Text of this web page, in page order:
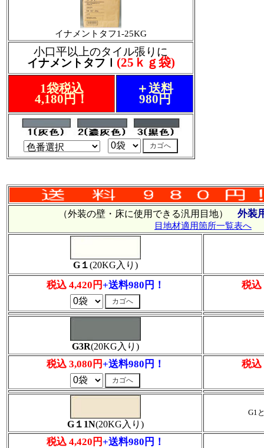
（外装の壁・床に使用できる汎用目地） 外装
目地材適用箇所一覧表へ
G１(20KG入り)
税込 4,420円+送料980円！ 税込
G3R(20KG入り)
税込 3,080円+送料980円！ 税込
G１1N(20KG入り)
G1
税込 4,420円+送料980円！
イナメントタフ1-25KG
小口平以上のタイル張りに
イナメントタフⅠ (25ｋｇ袋)
1袋税込
4,180円！
＋送料
980円